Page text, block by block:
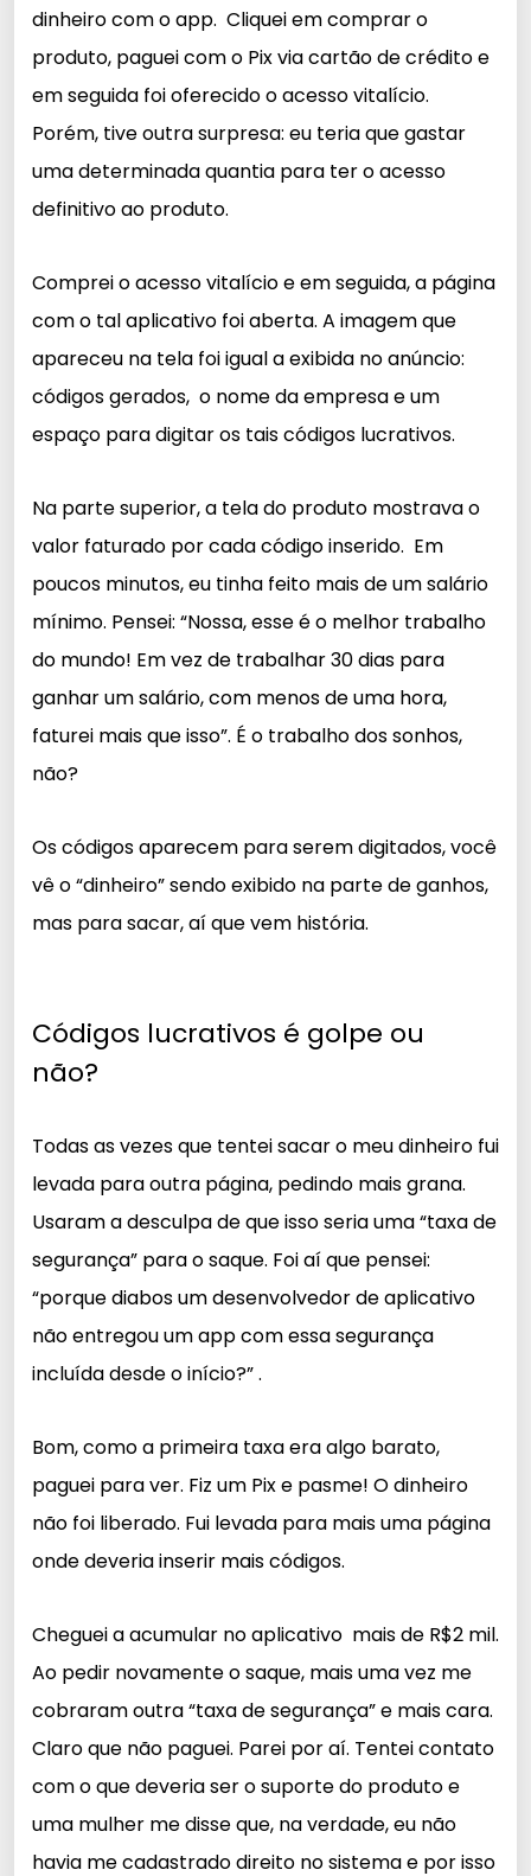
dinheiro com o app. Cliquei em comprar o
produto, paguei com o Pix via cartão de crédito e
em seguida foi oferecido o acesso vitalício.
Porém, tive outra surpresa: eu teria que gastar
uma determinada quantia para ter o acesso
definitivo ao produto.
Comprei o acesso vitalício e em seguida, a página
com o tal aplicativo foi aberta. A imagem que
apareceu na tela foi igual a exibida no anúncio:
códigos gerados, o nome da empresa e um
espaço para digitar os tais códigos lucrativos.
Na parte superior, a tela do produto mostrava o
valor faturado por cada código inserido. Em
poucos minutos, eu tinha feito mais de um salário
mínimo. Pensei: “Nossa, esse é o melhor trabalho
do mundo! Em vez de trabalhar 30 dias para
ganhar um salário, com menos de uma hora,
faturei mais que isso”. É o trabalho dos sonhos,
não?
Os códigos aparecem para serem digitados, você
vê o “dinheiro” sendo exibido na parte de ganhos,
mas para sacar, aí que vem história.
Códigos lucrativos é golpe ou
não?
Todas as vezes que tentei sacar o meu dinheiro fui
levada para outra página, pedindo mais grana.
Usaram a desculpa de que isso seria uma “taxa de
segurança” para o saque. Foi aí que pensei:
“porque diabos um desenvolvedor de aplicativo
não entregou um app com essa segurança
incluída desde o início?” .
Bom, como a primeira taxa era algo barato,
paguei para ver. Fiz um Pix e pasme! O dinheiro
não foi liberado. Fui levada para mais uma página
onde deveria inserir mais códigos.
Cheguei a acumular no aplicativo mais de R$2 mil.
Ao pedir novamente o saque, mais uma vez me
cobraram outra “taxa de segurança” e mais cara.
Claro que não paguei. Parei por aí. Tentei contato
com o que deveria ser o suporte do produto e
uma mulher me disse que, na verdade, eu não
havia me cadastrado direito no sistema e por isso